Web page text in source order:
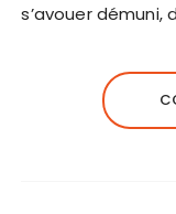
s’avouer démuni,